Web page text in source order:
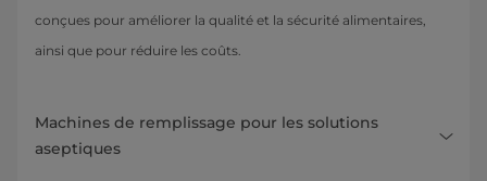
conçues pour améliorer la qualité et la sécurité alimentaires,
ainsi que pour réduire les coûts.
Machines de remplissage pour les solutions
aseptiques